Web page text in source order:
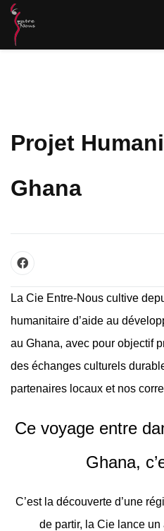
Projet
Ghana
La Cie Entre-Nous cultive
humanitaire d’aide au
au Ghana, avec pour objectif
des échanges culturels
partenaires locaux et nos
Ce voyage entre
Ghana,
C’est la découverte d’une
de partir, la Cie lance